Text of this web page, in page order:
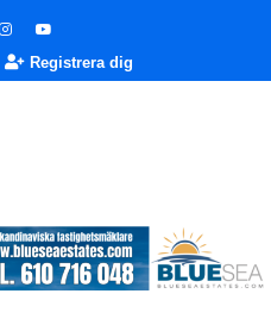
Registrera dig